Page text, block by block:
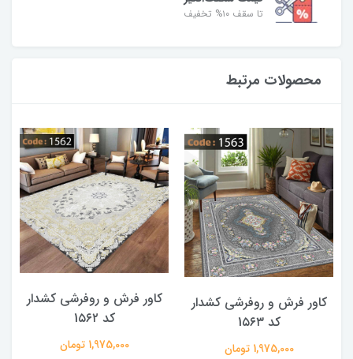
تا سقف ۱۰% تخفیف
محصولات مرتبط
کاور فرش و روفرشی کشدار
کد 1۵۶۳
1,975,000 تومان
کاور فرش و روفرشی کشدار
کد 1۵۶۲
1,975,000 تومان